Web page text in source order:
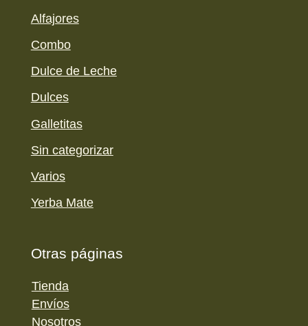
Alfajores
Combo
Dulce de Leche
Dulces
Galletitas
Sin categorizar
Varios
Yerba Mate
Otras páginas
Tienda
Envíos
Nosotros